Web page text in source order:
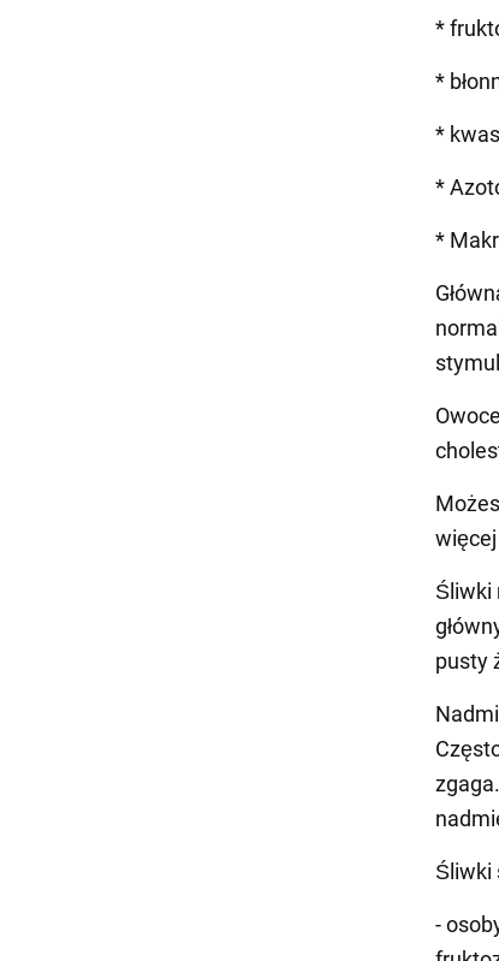
*
*
*
*
*
Śliwki
pusty
Śliwki
-